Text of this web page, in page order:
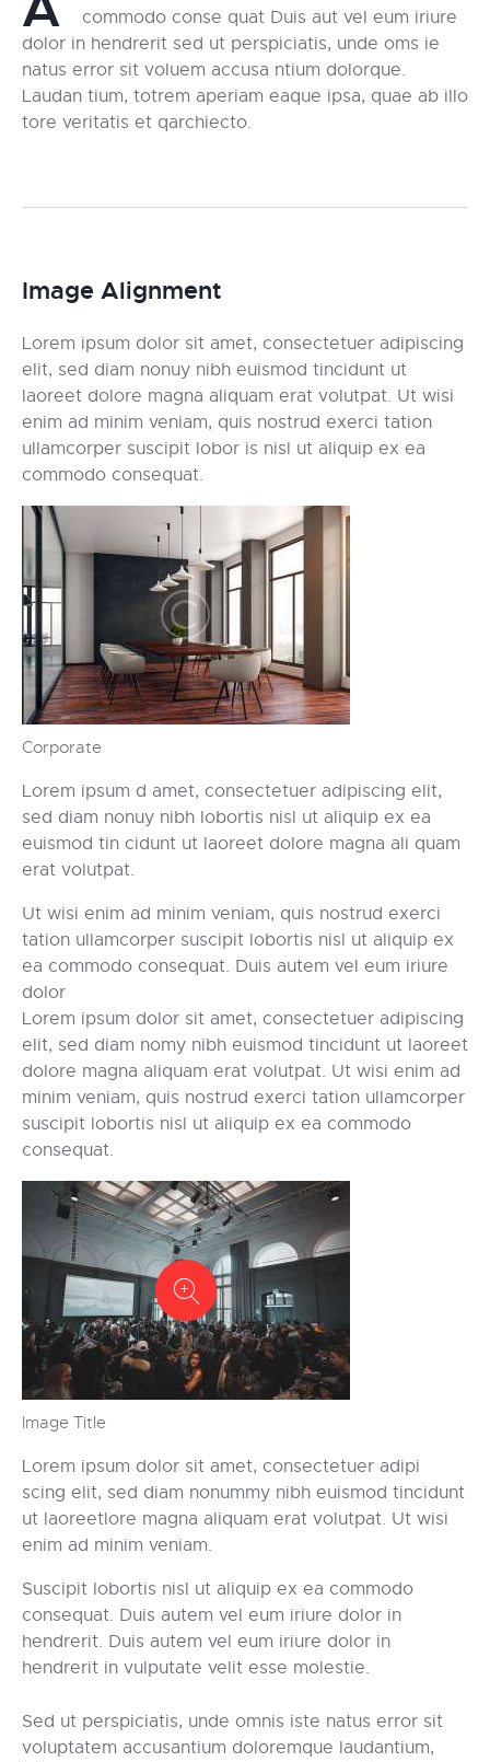
commodo conse quat Duis aut vel eum iriure
dolor in hendrerit sed ut perspiciatis, unde oms ie
natus error sit voluem accusa ntium dolorque.
Laudan tium, totrem aperiam eaque ipsa, quae ab illo
tore veritatis et qarchiecto.
Image Alignment
Lorem ipsum dolor sit amet, consectetuer adipiscing
elit, sed diam nonuy nibh euismod tincidunt ut
laoreet dolore magna aliquam erat volutpat. Ut wisi
enim ad minim veniam, quis nostrud exerci tation
ullamcorper suscipit lobor is nisl ut aliquip ex ea
commodo consequat.
Corporate
Lorem ipsum d amet, consectetuer adipiscing elit,
sed diam nonuy nibh lobortis nisl ut aliquip ex ea
euismod tin cidunt ut laoreet dolore magna ali quam
erat volutpat.
Ut wisi enim ad minim veniam, quis nostrud exerci
tation ullamcorper suscipit lobortis nisl ut aliquip ex
ea commodo consequat. Duis autem vel eum iriure
dolor
Lorem ipsum dolor sit amet, consectetuer adipiscing
elit, sed diam nomy nibh euismod tincidunt ut laoreet
dolore magna aliquam erat volutpat. Ut wisi enim ad
minim veniam, quis nostrud exerci tation ullamcorper
suscipit lobortis nisl ut aliquip ex ea commodo
consequat.
Image Title
Lorem ipsum dolor sit amet, consectetuer adipi
scing elit, sed diam nonummy nibh euismod tincidunt
ut laoreetlore magna aliquam erat volutpat. Ut wisi
enim ad minim veniam.
Suscipit lobortis nisl ut aliquip ex ea commodo
consequat. Duis autem vel eum iriure dolor in
hendrerit. Duis autem vel eum iriure dolor in
hendrerit in vulputate velit esse molestie.
Sed ut perspiciatis, unde omnis iste natus error sit
voluptatem accusantium doloremque laudantium,